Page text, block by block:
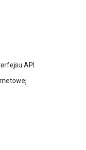
API